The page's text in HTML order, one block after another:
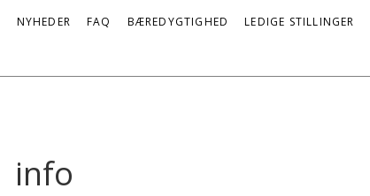
NYHEDER FAQ BÆREDYGTIGHED LEDIGE STILLINGER
info